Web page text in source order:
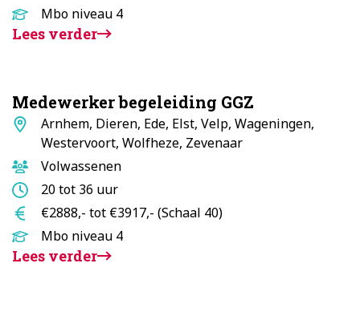
Opleidingsniveau
Mbo niveau 4
Lees verder
Medewerker begeleiding GGZ
Standplaats
Arnhem, Dieren, Ede, Elst, Velp, Wageningen,
Westervoort, Wolfheze, Zevenaar
Doelgroep
Volwassenen
Aantal
uur
20 tot 36 uur
Salaris€2888,- tot €3917,- (Schaal 40)
Opleidingsniveau
Mbo niveau 4
Lees verder